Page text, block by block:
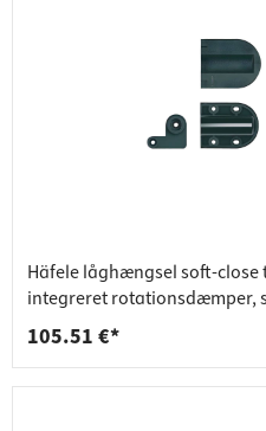
Häfele låghængsel soft-close
integreret rotationsdæmper,
105.51 €*